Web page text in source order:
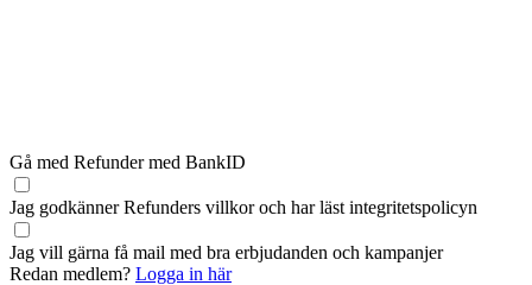
Gå med Refunder med BankID
Jag godkänner Refunders villkoroch har läst integritetspolicyn
Jag vill gärna få mail med bra erbjudanden och kampanjer
Redan medlem? Logga in här